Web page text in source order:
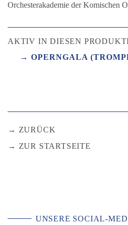
Orchesterakademie der Komischen
AKTIV IN DIESEN
OPERNGALA
ZURÜCK
ZUR STARTSEITE
UNSERE SOCIAL-